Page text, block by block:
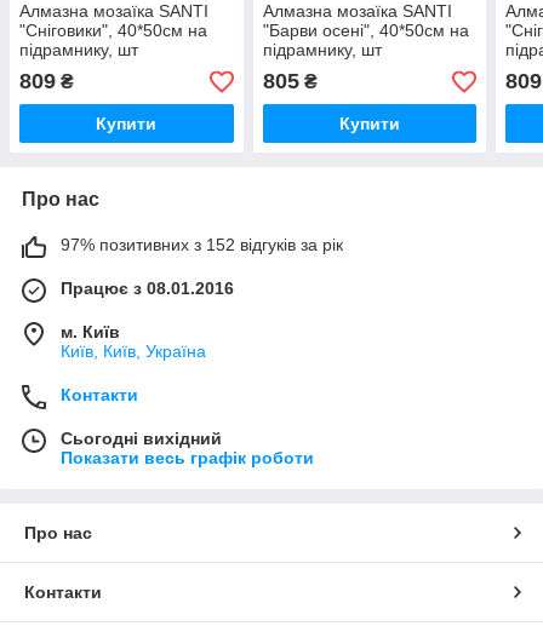
Алмазна мозаїка SANTI
"Сніговики", 40*50см на
підрамнику, шт
809 ₴
Купити
Алмазна мозаїка SANTI
"Барви осені", 40*50см на
підрамнику, шт
805₴
Купити
809
Про нас
97% позитивних з 152 відгуків за рік
Працює з 08.01.2016
м. Київ
Київ, Київ, Україна
Контакти
Сьогодні вихідний
Показати весь графік роботи
Про нас
Контакти